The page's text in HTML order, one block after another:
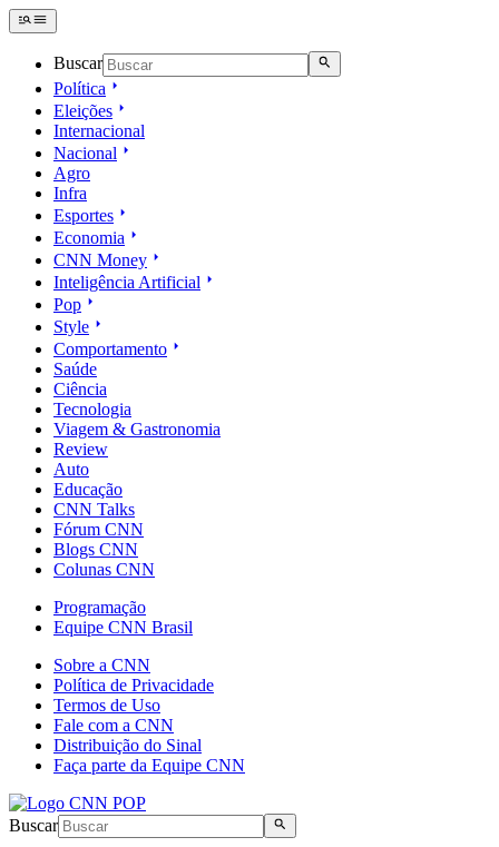
Buscar
Política
Eleições
Internacional
Nacional
Agro
Infra
Esportes
Economia
CNN Money
Inteligência Artificial
Pop
Style
Comportamento
Saúde
Ciência
Tecnologia
Viagem & Gastronomia
Review
Auto
Educação
CNN Talks
Fórum CNN
Blogs CNN
Colunas CNN
Programação
Equipe CNN Brasil
Sobre a CNN
Política de Privacidade
Termos de Uso
Fale com a CNN
Distribuição do Sinal
Faça parte da Equipe CNN
Buscar